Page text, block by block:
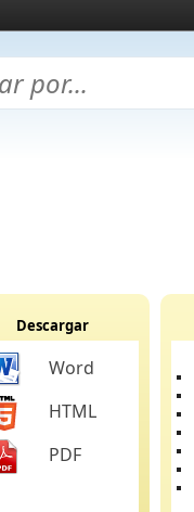
Descargar
Word
HTML
PDF